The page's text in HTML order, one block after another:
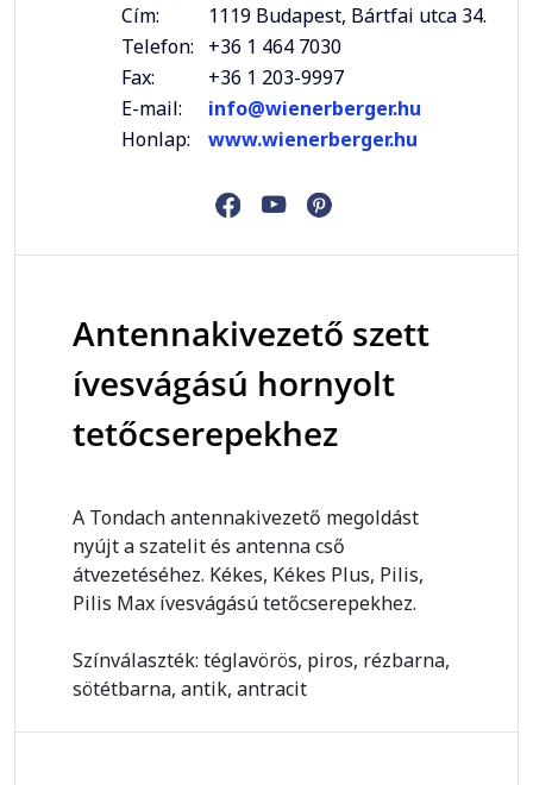
Cím:
1119 Budapest, Bártfai utca 34.
Telefon:
+36 1 464 7030
Fax:
+36 1 203-9997
E-mail:
info@wienerberger.hu
Honlap:
www.wienerberger.hu
Antennakivezető szett
ívesvágású hornyolt
tetőcserepekhez
A Tondach antennakivezető megoldást
nyújt a szatelit és antenna cső
átvezetéséhez. Kékes, Kékes Plus, Pilis,
Pilis Max ívesvágású tetőcserepekhez.
Színválaszték: téglavörös, piros, rézbarna,
sötétbarna, antik, antracit